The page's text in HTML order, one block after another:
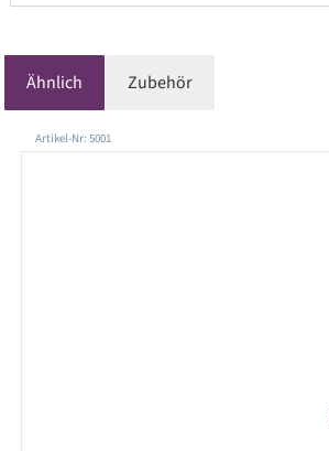
Ähnlich Zubehör
Produktgalerie überspringen
Artikel-Nr: 5001